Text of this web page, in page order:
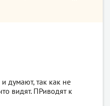
думают, так как не
видят. ПРиводят к